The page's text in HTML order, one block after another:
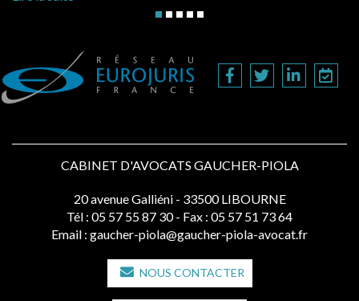
CABINET D'AVOCATS GAUCHER-PIOLA
20 avenue Galliéni - 33500 LIBOURNE
Tél : 05 57 55 87 30 - Fax : 05 57 51 73 64
Email : gaucher-piola@gaucher-piola-avocat.fr
NOUS CONTACTER